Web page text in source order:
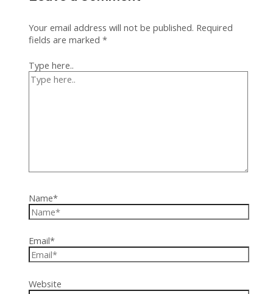
Your email address will not be published. Required
fields are marked*
Type here..
Name*
Email*
Website